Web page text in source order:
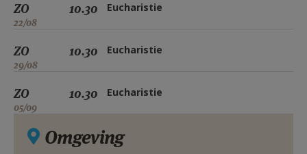
ZO
22/08
10.30 Eucharistie
ZO
29/08
10.30 Eucharistie
ZO
05/09
10.30 Eucharistie
Omgeving